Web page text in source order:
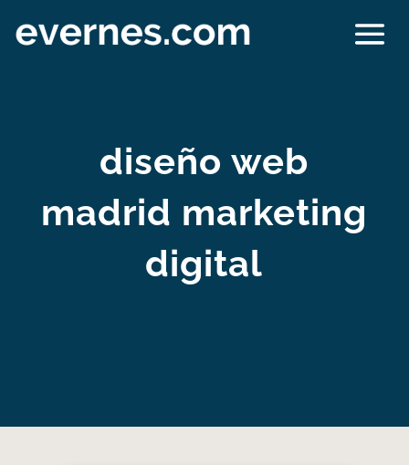
diseño web
madrid marketing
digital